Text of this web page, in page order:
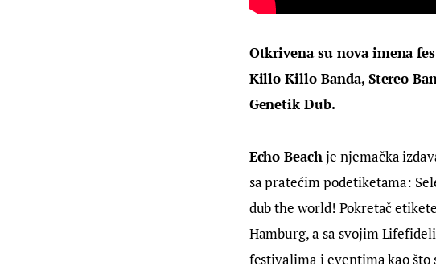
Otkrivena su nova imena
Killo Killo Banda, Stereo
Genetik Dub.
Echo Beach je njemačka
sa pratećim podetiketama:
dub the world! Pokretač
Hamburg, a sa svojim
festivalima i eventima kao što